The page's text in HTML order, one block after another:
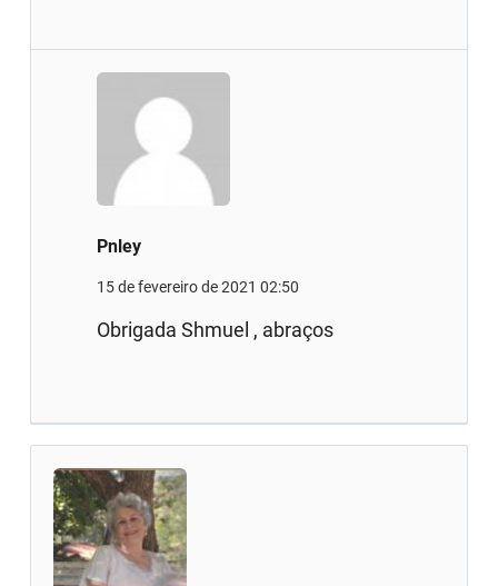
Pnley
15 de fevereiro de 2021 02:50
Obrigada Shmuel , abraços